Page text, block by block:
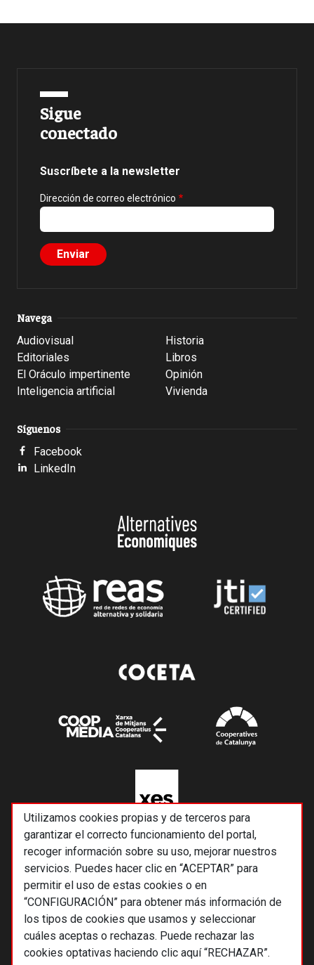
Utilizamos cookies propias y de terceros para
garantizar el correcto funcionamiento del portal,
recoger información sobre su uso, mejorar nuestros
servicios. Puedes hacer clic en “ACEPTAR” para
permitir el uso de estas cookies o en
“CONFIGURACIÓN” para obtener más información de
los tipos de cookies que usamos y seleccionar
cuáles aceptas o rechazas. Puede rechazar las
cookies optativas haciendo clic aquí “RECHAZAR”.
Sigue
conectado
Suscríbete a la newsletter
Dirección de correo electrónico
Navega
Audiovisual
Editoriales
El Oráculo impertinente
Inteligencia artificial
Historia
Libros
Opinión
Vivienda
Síguenos
Facebook
LinkedIn
© 2026 Alternativas económicas SCCL